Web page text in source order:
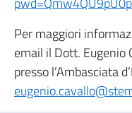
Per maggiori
email il Dott. Eugenio
presso l’Ambasciata